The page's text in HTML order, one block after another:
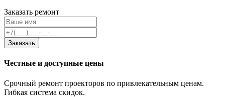
Заказать ремонт
Заказать
Честные и доступные цены
Срочный ремонт проекторов по привлекательным ценам.
Гибкая система скидок.